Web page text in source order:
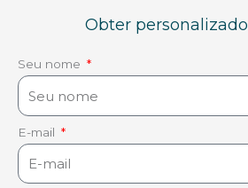
Obter personalizado
Seu nome
E-mail